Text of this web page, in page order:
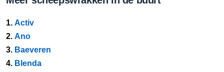
1. Activ
2. Ano
3. Baeveren
4. Blenda